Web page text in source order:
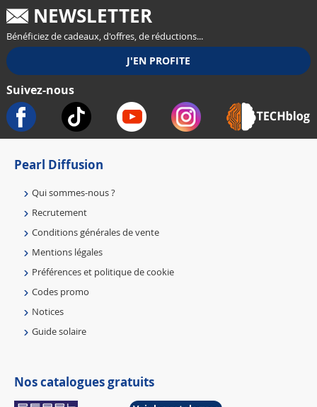
NEWSLETTER
Bénéficiez de cadeaux, d'offres, de réductions...
Suivez-nous
Pearl Diffusion
Qui sommes-nous ?
Recrutement
Conditions générales de vente
Mentions légales
Préférences et politique de cookie
Codes promo
Notices
Guide solaire
Nos catalogues gratuits